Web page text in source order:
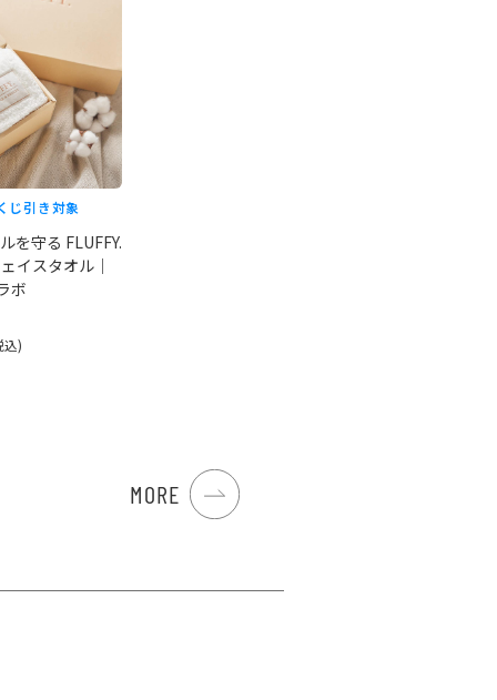
じ引き対象
を守る FLUFFY.
イスタオル｜
ボ
込)
MORE